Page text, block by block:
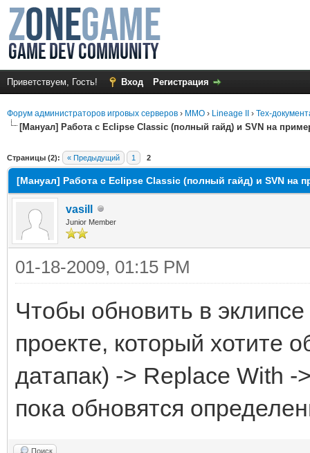
Приветствуем, Гость! Вход Регистрация
Форум администраторов игровых серверов › MMO › Lineage II › Тех-
[Мануал] Работа с Eclipse Classic (полный гайд) и SVN на
Страницы (2): « Предыдущий 1 2
[Мануал] Работа с Eclipse Classic (полный гайд) и SVN на
vasill
Junior Member
01-18-2009, 01:15 PM
Чтобы обновить в
проекте, который хотите
датапак) -> Replace With
пока обновятся
Поиск